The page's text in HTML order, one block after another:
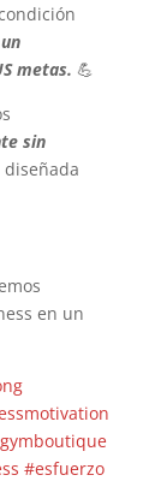
metas. 💪
sin
diseñada
en un
#esfuerzo